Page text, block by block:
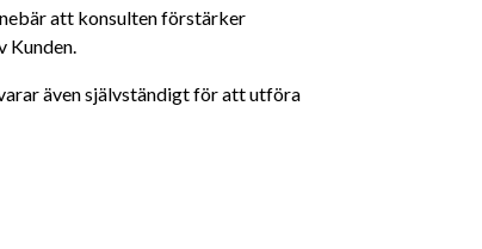
att konsulten förstärker
Kunden.
även självständigt för att utföra